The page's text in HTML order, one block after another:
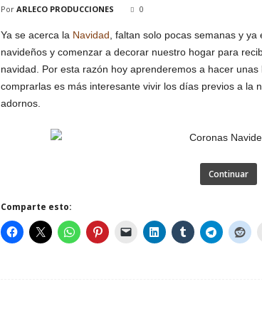
Por ARLECO PRODUCCIONES 0
Ya se acerca la Navidad , faltan solo pocas semanas y
navideños y comenzar a decorar nuestro hogar para
navidad. Por esta razón hoy aprenderemos a hacer unas
comprarlas es más interesante vivir los días previos a la
adornos.
Continuar
Comparte esto: